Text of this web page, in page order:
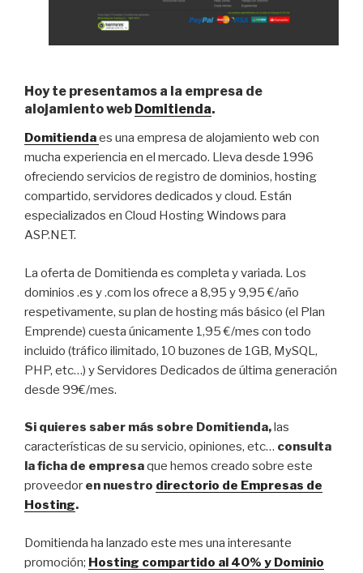
Hoy te presentamos a la empresa de
alojamiento web Domitienda.
Domitiendaes una empresa de alojamiento web con
mucha experiencia en el mercado. Lleva desde 1996
ofreciendo servicios de registro de dominios, hosting
compartido, servidores dedicados y cloud. Están
especializados en Cloud Hosting Windows para
ASP.NET.
La oferta de Domitienda es completa y variada. Los
dominios .es y .com los ofrece a 8,95 y 9,95 €/año
respetivamente, su plan de hosting más básico (el Plan
Emprende) cuesta únicamente 1,95 €/mes con todo
incluido (tráfico ilimitado, 10 buzones de 1GB, MySQL,
PHP, etc…) y Servidores Dedicados de última generación
desde 99€/mes.
Si quieres saber más sobre Domitienda,las
características de su servicio, opiniones, etc… consulta
la ficha de empresaque hemos creado sobre este
proveedor en nuestro directorio de Empresas de
Hosting.
Domitienda ha lanzado este mes una interesante
promoción; Hosting compartido al 40% y Dominio